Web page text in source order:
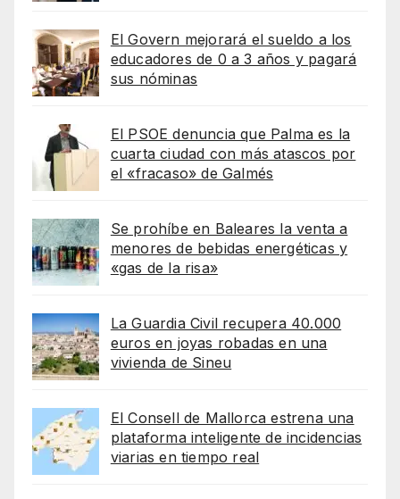
El Govern mejorará el sueldo a los
educadores de 0 a 3 años y pagará
sus nóminas
El PSOE denuncia que Palma es la
cuarta ciudad con más atascos por
el «fracaso» de Galmés
Se prohíbe en Baleares la venta a
menores de bebidas energéticas y
«gas de la risa»
La Guardia Civil recupera 40.000
euros en joyas robadas en una
vivienda de Sineu
El Consell de Mallorca estrena una
plataforma inteligente de incidencias
viarias en tiempo real